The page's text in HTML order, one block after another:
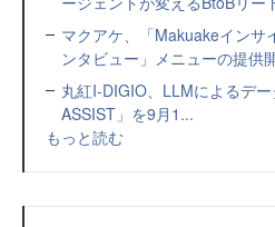
マクアケ、「Makuakeインサ
ンタビュー」メニューの提供
丸紅I-DIGIO、LLMによるデ
ASSIST」を9月1...
もっと読む